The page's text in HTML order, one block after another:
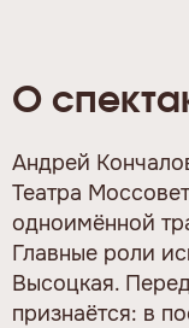
О
Андрей
Театра
одноимённой
Главные роли
Высоцкая.
признаётся: в